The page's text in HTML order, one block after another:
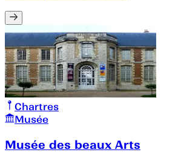
Chartres
Musée
Musée des beaux Arts